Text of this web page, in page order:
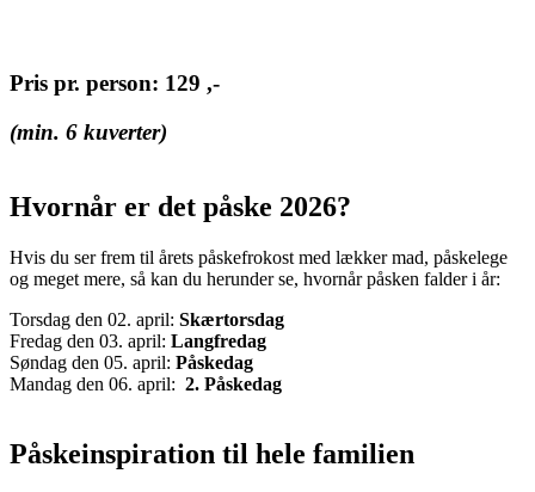
Pris pr. person: 129 ,-
(min. 6 kuverter)
Hvornår er det påske 2026?
Hvis du ser frem til årets påskefrokost med lækker mad, påskelege
og meget mere, så kan du herunder se, hvornår påsken falder i år:
Torsdag den 02. april: Skærtorsdag
Fredag den 03. april: Langfredag
Søndag den 05. april: Påskedag
Mandag den 06. april: 2. Påskedag
Påskeinspiration til hele familien